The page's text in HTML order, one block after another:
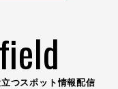
つスポット情報配信